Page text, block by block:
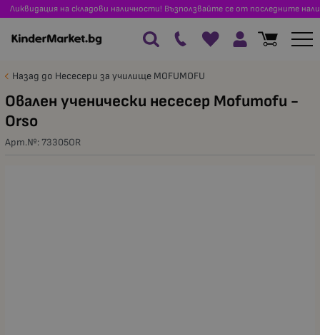
Ликвидация на складови наличности! Възползвайте се от последните
Назад до Несесери за училище MOFUMOFU
Овален ученически несесер Mofumofu -
Orso
Арт.№: 73305OR